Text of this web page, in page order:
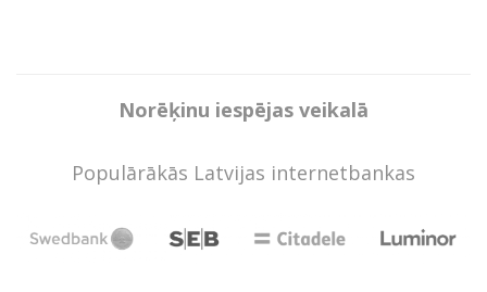
Norēķinu iespējas veikalā
Populārākās Latvijas internetbankas